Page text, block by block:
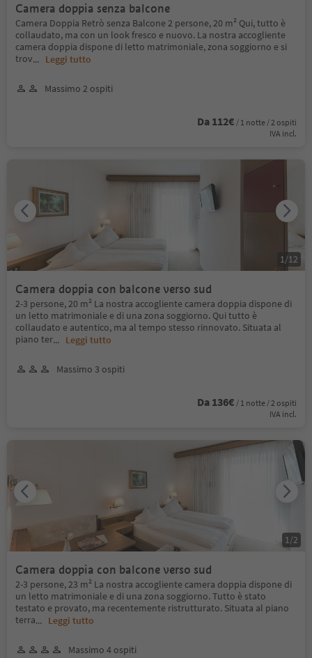
Camera doppia senza balcone
Camera Doppia Retrò senza Balcone 2 persone, 20 m² Qui, tutto è
collaudato, ma con un look fresco e nuovo. La nostra accogliente
camera doppia dispone di letto matrimoniale, zona soggiorno e si
trov... Leggi tutto
Massimo 2 ospiti
Da 112€ / 1 notte / 2 ospiti
IVA incl.
Camera doppia con balcone verso sud
2-3 persone, 20 m² La nostra accogliente camera doppia dispone di
un letto matrimoniale e di una zona soggiorno. Qui tutto è
collaudato e autentico, ma al tempo stesso rinnovato. Situata al
piano ter... Leggi tutto
Massimo 3 ospiti
Da 136€ / 1 notte / 2 ospiti
IVA incl.
1 /12
Camera doppia con balcone verso sud
2-3 persone, 23 m² La nostra accogliente camera doppia dispone di
un letto matrimoniale e di una zona soggiorno. Tutto è stato
testato e provato, ma recentemente ristrutturato. Situata al piano
terra... Leggi tutto
Massimo 4 ospiti
1 /2